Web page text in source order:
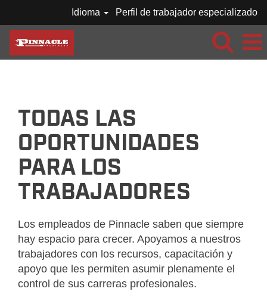
Idioma Perfil de trabajador especializado
LOS
TRABAJOS-
ES_MX
TODAS LAS
OPORTUNIDADES
PARA LOS
TRABAJADORES
Los empleados de Pinnacle saben que siempre
hay espacio para crecer. Apoyamos a nuestros
trabajadores con los recursos, capacitación y
apoyo que les permiten asumir plenamente el
control de sus carreras profesionales.